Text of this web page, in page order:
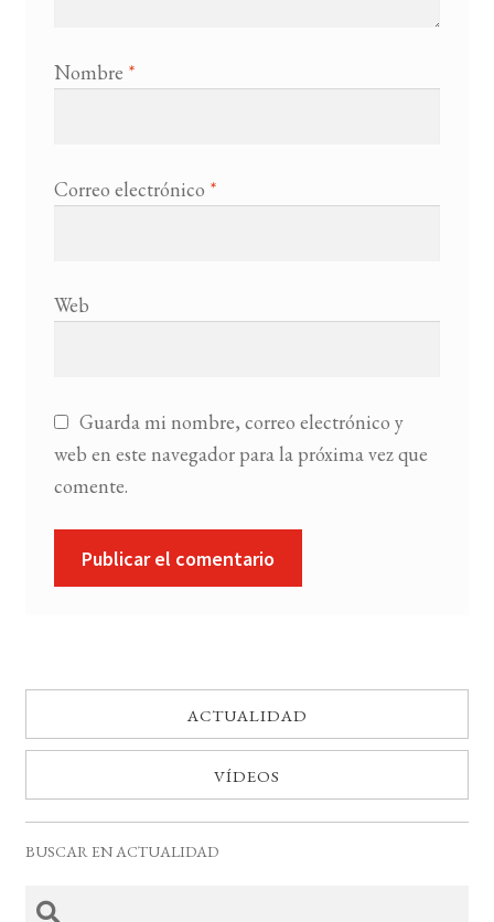
Nombre *
Correo electrónico *
Web
Guarda mi nombre, correo electrónico y
web en este navegador para la próxima vez que
comente.
ACTUALIDAD
VÍDEOS
BUSCAR EN ACTUALIDAD